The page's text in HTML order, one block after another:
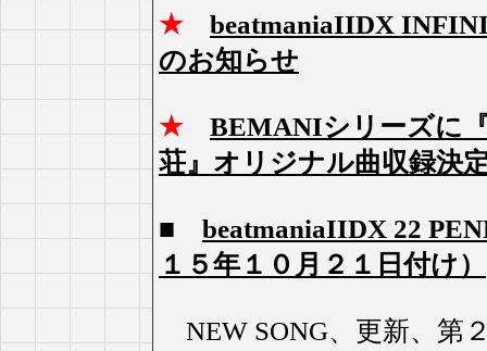
★
beatmaniaIIDX
のお知らせ
★
BEMANIシリーズに
荘』オリジナル曲収録決
■ beatmaniaIIDX 22
１５年１０月２１日付け）
NEW SONG、更新、第